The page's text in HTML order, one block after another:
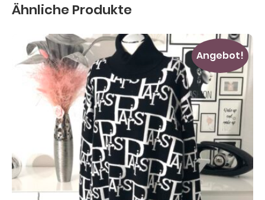
Ähnliche Produkte
Angebot!